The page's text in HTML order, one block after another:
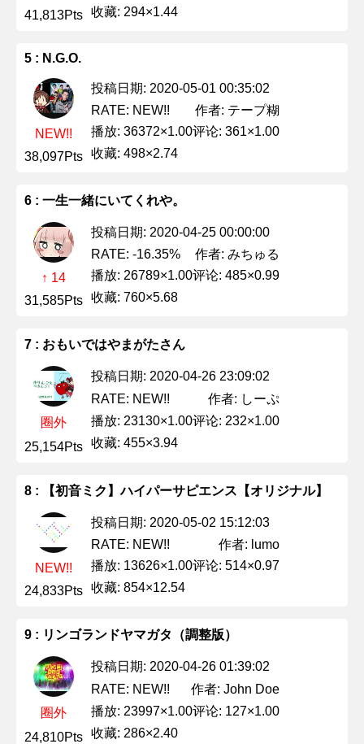
41,813Pts 收藏: 294×1.44
5 : N.G.O.
NEW!!
38,097Pts
投稿日期: 2020-05-01 00:35:02
RATE: NEW!!
作者: テープ糊
播放: 36372×1.00评论: 361×1.00
收藏: 498×2.74
6 : 一生一緒にいてくれや。
↑ 14
31,585Pts
投稿日期: 2020-04-25 00:00:00
RATE: -16.35%
作者: みちゅる
播放: 26789×1.00评论: 485×0.99
收藏: 760×5.68
7 : おもいではやまがたさん
圈外
25,154Pts
投稿日期: 2020-04-26 23:09:02
RATE: NEW!!
作者: しーぷ
播放: 23130×1.00评论: 232×1.00
收藏: 455×3.94
8 : 【初音ミク】ハイパーサピエンス【オリジナル】
NEW!!
24,833Pts
投稿日期: 2020-05-02 15:12:03
RATE: NEW!!
作者: lumo
播放: 13626×1.00评论: 514×0.97
收藏: 854×12.54
9 : リンゴランドヤマガタ（調整版）
圈外
24,810Pts
投稿日期: 2020-04-26 01:39:02
RATE: NEW!!
作者: John Doe
播放: 23997×1.00评论: 127×1.00
收藏: 286×2.40